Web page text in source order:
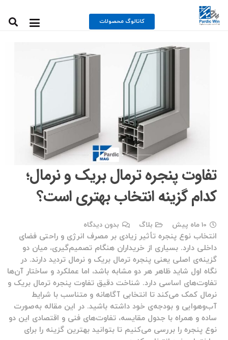
کاتالوگ محصولات
تفاوت پنجره ترمال بریک و نرمال؛
کدام گزینه انتخاب بهتری است؟
10 ماه پیش بلاگ بدون دیدگاه
انتخاب نوع پنجره تأثیر زیادی بر مصرف انرژی و راحتی فضای
داخلی دارد. بسیاری از خریداران هنگام تصمیم‌گیری، میان دو
گزینه‌ی اصلی یعنی پنجره ترمال بریک و نرمال تردید دارند. در
نگاه اول شاید ظاهر هر دو مشابه باشد، اما عملکرد و ساختار آن‌ها
تفاوت‌های اساسی دارد. شناخت دقیقتفاوت پنجره ترمال بریک و
نرمال کمک می‌کند تا انتخابی آگاهانه و متناسب با شرایط
آب‌و‌هوایی و بودجه‌ی خود داشته باشید. در این مقاله به‌صورت
ساده و همراه با جدول مقایسه، تفاوت‌های فنی و اقتصادی این دو
نوع پنجره را بررسی می‌کنیم تا بتوانید بهترین گزینه را برای